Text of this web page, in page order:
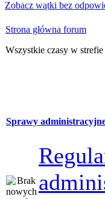
Zobacz wątki bez
Strona główna forum
Wszystkie czasy w
Sprawy